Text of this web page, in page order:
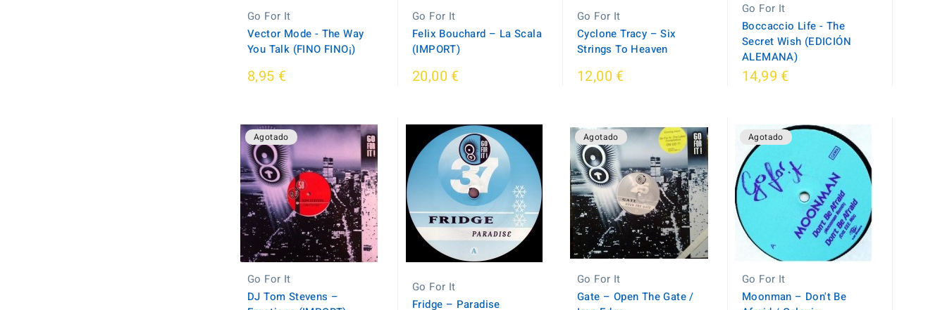
Go For It
Vector Mode - The Way
You Talk (FINO FINO¡)
8,95 €
Go For It
Felix Bouchard ‎– La Scala
(IMPORT)
20,00 €
Go For It
Cyclone Tracy ‎– Six
Strings To Heaven
12,00 €
Go For It
Boccaccio Life - The
Secret Wish (EDICIÓN
ALEMANA)
14,99 €
Agotado
Go For It
DJ Tom Stevens –
Go For It
Fridge ‎– Paradise
Agotado
Go For It
Gate ‎– Open The Gate /
Agotado
Go For It
Moonman ‎– Don't Be